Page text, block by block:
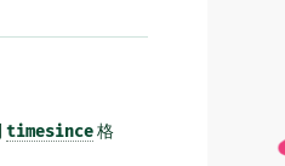
timesince格